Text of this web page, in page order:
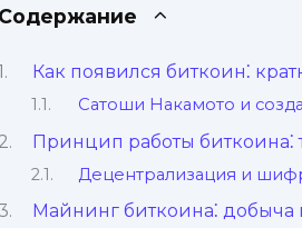
Содержание
Как появился биткоин⁚
Сатоши Накaмото и
Принцип работы биткоина⁚
Децентрализация и
Майнинг биткоина⁚ добыча